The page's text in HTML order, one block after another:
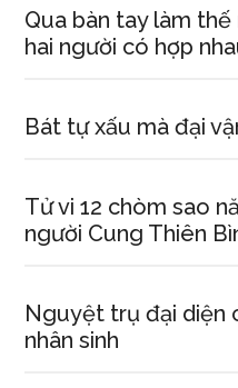
Qua bàn tay làm
hai người có hợp
Bát tự xấu mà đại
Tử vi 12 chòm sao
người Cung Thiên
Nguyệt trụ đại diện
nhân sinh